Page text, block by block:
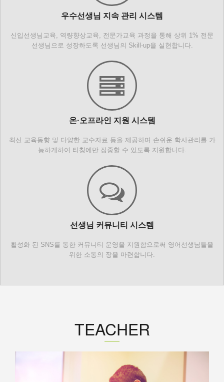
우수선생님 지속 관리 시스템
신입선생님교육, 역량향상교육, 전문가교육 과정을 통해 상위 1% 전문
선생님으로 성장하도록 선생님의 Skill-up을 실현합니다.
온·오프라인 지원 시스템
최신 교육동향 및 다양한 교수자료 등을 제공하며 손쉬운 학사관리를 가
능하게하여 티칭에만 집중할 수 있도록 지원합니다.
선생님 커뮤니티 시스템
활성화 된 SNS를 통한 커뮤니티 운영을 지원함으로써 영어선생님들을
위한 소통의 장을 마련합니다.
TEACHER